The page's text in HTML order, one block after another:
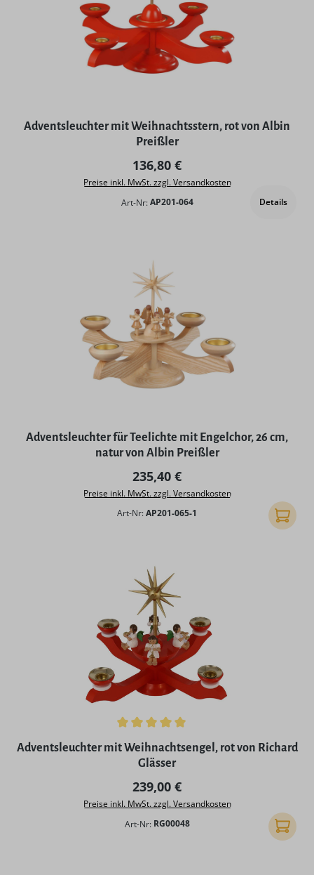
Adventsleuchter mit Weihnachtsstern, rot von Albin
Preißler
Regulärer Preis:
136,80 €
Preise inkl. MwSt. zzgl. Versandkosten
Art-Nr: AP201-064 Details
Adventsleuchter für Teelichte mit Engelchor, 26 cm,
natur von Albin Preißler
Regulärer Preis:
235,40 €
Preise inkl. MwSt. zzgl. Versandkosten
Art-Nr:AP201-065-1 In den
Durchschnittliche Bewertung von 5 von 5 Sternen
Adventsleuchter mit Weihnachtsengel, rot von Richard
Glässer
Regulärer Preis:
239,00 €
Preise inkl. MwSt. zzgl. Versandkosten
Art-Nr: RG00048 In den